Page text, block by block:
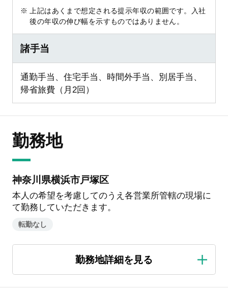
上記はあくまで想定される提示年収の範囲です。入社
後の年収の伸び幅を示すものではありません。
諸手当
通勤手当、住宅手当、時間外手当、別居手当、
帰省旅費（月2回）
勤務地
神奈川県横浜市戸塚区
本人の希望を考慮してのうえ各営業所管轄の現場に
て勤務していただきます。
転勤なし